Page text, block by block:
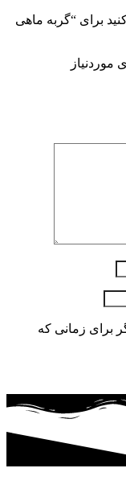
برای “گربه ماهی
برای زمانی که